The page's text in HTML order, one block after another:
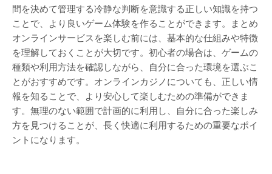
間を決めて管理する冷静な判断を意識する正しい知識を持つ
ことで、より良いゲーム体験を作ることができます。まとめ
オンラインサービスを楽しむ前には、基本的な仕組みや特徴
を理解しておくことが大切です。初心者の場合は、ゲームの
種類や利用方法を確認しながら、自分に合った環境を選ぶこ
とがおすすめです。オンラインカジノについても、正しい情
報を知ることで、より安心して楽しむための準備ができま
す。無理のない範囲で計画的に利用し、自分に合った楽しみ
方を見つけることが、長く快適に利用するための重要なポイ
ントになります。